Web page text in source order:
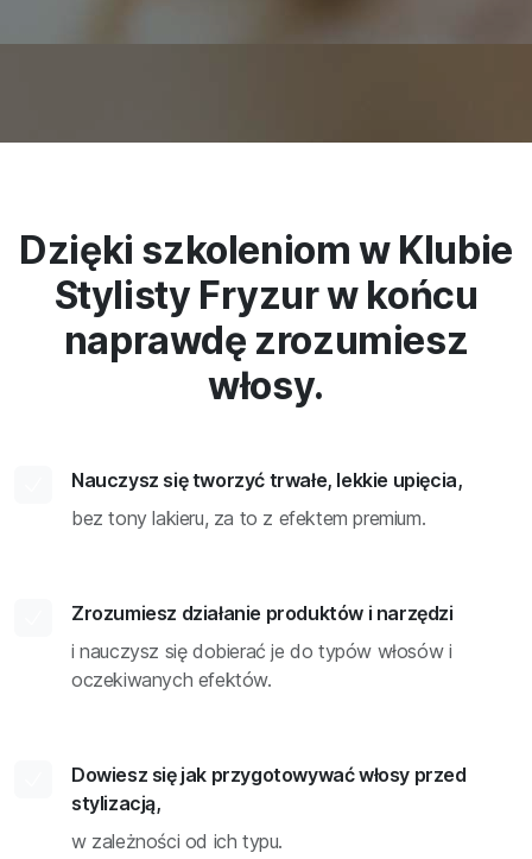
Dzięki szkoleniom w Klubie
Stylisty Fryzur w końcu
naprawdę zrozumiesz
włosy.
Nauczysz się tworzyć trwałe, lekkie upięcia,
bez tony lakieru, za to z efektem premium.
Zrozumiesz działanie produktów i narzędzi
i nauczysz się dobierać je do typów włosów i
oczekiwanych efektów.
Dowiesz się jak przygotowywać włosy przed
stylizacją,
w zależności od ich typu.